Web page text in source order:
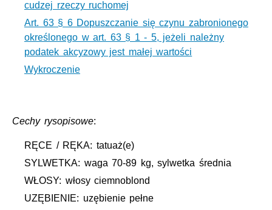
cudzej rzeczy ruchomej
Art. 63 § 6 Dopuszczanie się czynu zabronionego
określonego w art. 63 § 1 - 5, jeżeli należny
podatek akcyzowy jest małej wartości
Wykroczenie
Cechy rysopisowe:
RĘCE / RĘKA: tatuaż(e)
SYLWETKA: waga 70-89 kg, sylwetka średnia
WŁOSY: włosy ciemnoblond
UZĘBIENIE: uzębienie pełne